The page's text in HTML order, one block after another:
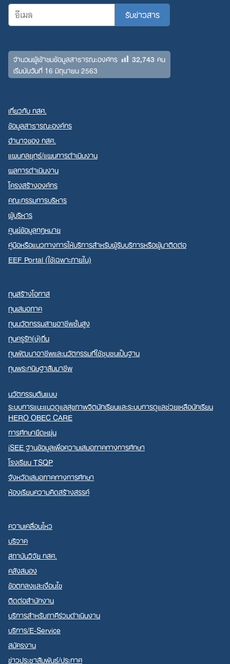
จำนวนผู้เข้าชมข้อมูลสาธารณะองค์กร 32,743คน
เริ่มนับวันที่ 16 มิถุนายน 2563
เกี่ยวกับ กสศ.
ข้อมูลสาธารณะองค์กร
อำนาจของ กสศ.
แผนกลยุทธ์/แผนการดำเนินงาน
ผลการดำเนินงาน
โครงสร้างองค์กร
คณะกรรมการบริหาร
ผู้บริหาร
ศูนย์ข้อมูลกฎหมาย
คู่มือหรือแนวทางการให้บริการสำหรับผู้รับบริการหรือผู้มาติดต่อ
EEF Portal (ใช้เฉพาะภายใน)
ทุนสร้างโอกาส
ทุนเสมอภาค
ทุนนวัตกรรมสายอาชีพชั้นสูง
ทุนครูรัก(ษ์)ถิ่น
ทุนพัฒนาอาชีพและนวัตกรรมที่ใช้ชุมชนเป็นฐาน
ทุนพระกนิษฐาสัมมาชีพ
นวัตกรรมต้นแบบ
ระบบการแนะแนวดูแลสุขภาพจิตนักเรียนและระบบการดูแลช่วยเหลือนักเรียน
HERO OBEC CARE
การศึกษายืดหยุ่น
iSEE ฐานข้อมูลเพื่อความเสมอภาคทางการศึกษา
โรงเรียน TSQP
จังหวัดเสมอภาคทางการศึกษา
ห้องเรียนความคิดสร้างสรรค์
ความเคลื่อนไหว
บริจาค
สถาบันวิจัย กสศ.
คลังสมอง
ข้อตกลงและเงื่อนไข
ติดต่อสำนักงาน
บริการสำหรับภาคีร่วมดำเนินงาน
บริการ/E-Service
สมัครงาน
ข่าวประชาสัมพันธ์/ประกาศ